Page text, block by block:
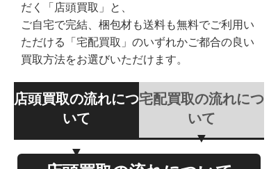
だく「店頭買取」と、
ご自宅で完結、梱包材も送料も無料でご利用い
ただける「宅配買取」のいずれかご都合の良い
買取方法をお選びいただけます。
店頭買取の流れにつ
いて
宅配買取の流れにつ
いて